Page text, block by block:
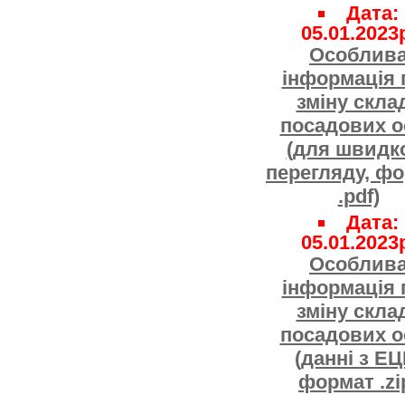
Дата:
інформація
зміну
посадових
(для
перегляду,
.pdf)
Дата:
інформація
зміну
посадових
(данні з
формат